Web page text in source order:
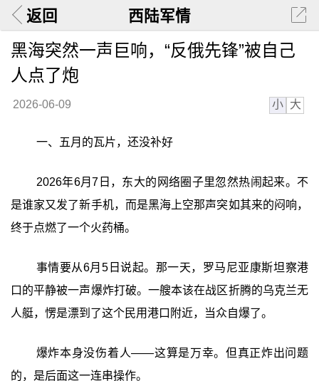
返回 西陆军情
黑海突然一声巨响，“反俄先锋”被自己
人点了炮
2026-06-09 小 大
一、五月的瓦片，还没补好
2026年6月7日，东大的网络圈子里忽然热闹起来。不
是谁家又发了新手机，而是黑海上空那声突如其来的闷响，
终于点燃了一个火药桶。
事情要从6月5日说起。那一天，罗马尼亚康斯坦察港
口的平静被一声爆炸打破。一艘本该在战区折腾的乌克兰无
人艇，愣是漂到了这个民用港口附近，当众自爆了。
爆炸本身没伤着人——这算是万幸。但真正炸出问题
的，是后面这一连串操作。